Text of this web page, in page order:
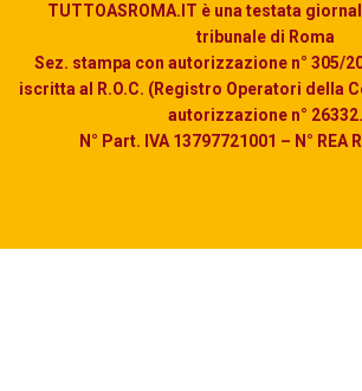
TUTTOASROMA.IT è una testata
tribunale di Roma
Sez. stampa con autorizzazione n° 305/
iscritta al R.O.C. (Registro Operatori della
autorizzazione n° 26332.
N° Part. IVA 13797721001 – N° REA